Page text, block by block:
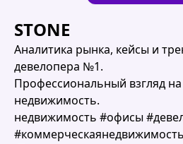
STONE
Аналитика рынка, кейсы и
девелопера №1.
Профессиональный взгляд
недвижимость.
недвижимость #офисы